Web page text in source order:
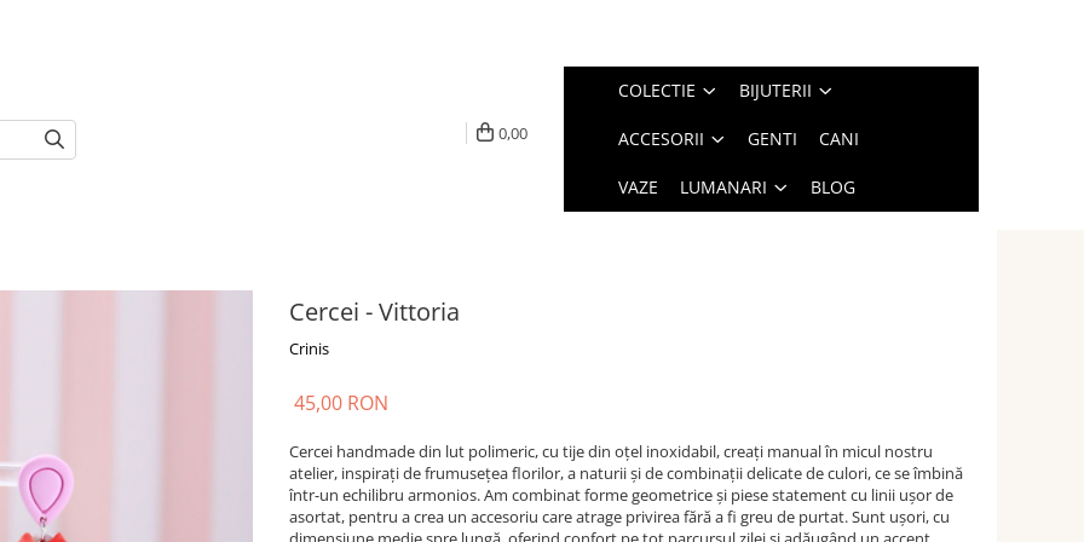
0,00
COLECTIE BIJUTERII
ACCESORII GENTI CANI
VAZE LUMANARI BLOG
Cercei - Vittoria
Crinis
45,00 RON
Cercei handmade din lut polimeric, cu tije din oțel inoxidabil, creați manual în micul nostru
atelier, inspirați de frumusețea florilor, a naturii și de combinații delicate de culori, ce se îmbină
într-un echilibru armonios. Am combinat forme geometrice și piese statement cu linii ușor de
asortat, pentru a crea un accesoriu care atrage privirea fără a fi greu de purtat. Sunt ușori, cu